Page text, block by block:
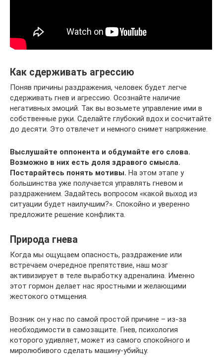
Как сдерживать агрессию
Поняв причины раздражения, человек будет легче
сдерживать гнев и агрессию. Осознайте наличие
негативных эмоций. Так вы возьмете управление ими в
собственные руки. Сделайте глубокий вдох и сосчитайте
до десяти. Это отвлечет и немного снимет напряжение.
Выслушайте оппонента и обдумайте его слова.
Возможно в них есть доля здравого смысла.
Постарайтесь понять мотивы. На этом этапе у
большинства уже получается управлять гневом и
раздражением. Задайтесь вопросом «какой выход из
ситуации будет наилучшим?». Спокойно и уверенно
предложите решение конфликта.
Природа гнева
Когда мы ощущаем опасность, раздражение или
встречаем очередное препятствие, наш мозг
активизирует в теле выработку адреналина. Именно
этот гормон делает нас яростными и желающими
жестокого отмщения.
Возник он у нас по самой простой причине – из-за
необходимости в самозащите. Гнев, психология
которого удивляет, может из самого спокойного и
миролюбивого сделать машину-убийцу.